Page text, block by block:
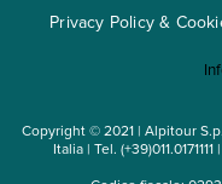
Mappa del sito
Privacy Policy &
Copyright © 2021 | Alpitour
Italia | Tel.